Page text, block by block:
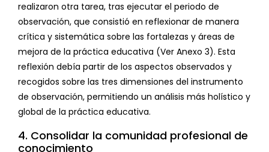
realizaron otra tarea, tras ejecutar el periodo de
observación, que consistió en reflexionar de manera
crítica y sistemática sobre las fortalezas y áreas de
mejora de la práctica educativa (Ver Anexo 3). Esta
reflexión debía partir de los aspectos observados y
recogidos sobre las tres dimensiones del instrumento
de observación, permitiendo un análisis más holístico y
global de la práctica educativa.
4. Consolidar la comunidad profesional de
conocimiento